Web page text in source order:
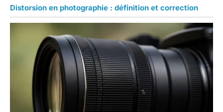
Distorsion en photographie : définition et correction